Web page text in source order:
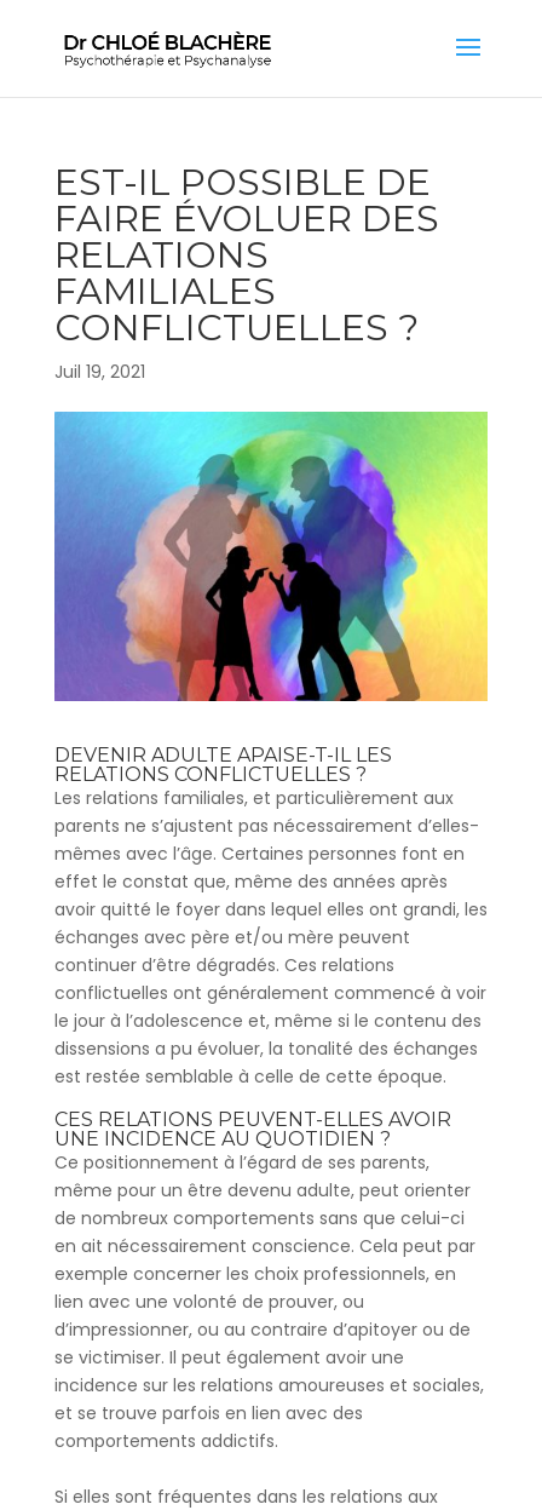
EST-IL POSSIBLE DE
FAIRE ÉVOLUER DES
RELATIONS
FAMILIALES
CONFLICTUELLES ?
Juil 19, 2021
DEVENIR ADULTE APAISE-T-IL LES
RELATIONS CONFLICTUELLES ?
Les relations familiales, et particulièrement aux
parents ne s’ajustent pas nécessairement d’elles-
mêmes avec l’âge. Certaines personnes font en
effet le constat que, même des années après
avoir quitté le foyer dans lequel elles ont grandi, les
échanges avec père et/ou mère peuvent
continuer d’être dégradés. Ces relations
conflictuelles ont généralement commencé à voir
le jour à l’adolescence et, même si le contenu des
dissensions a pu évoluer, la tonalité des échanges
est restée semblable à celle de cette époque.
CES RELATIONS PEUVENT-ELLES AVOIR
UNE INCIDENCE AU QUOTIDIEN ?
Ce positionnement à l’égard de ses parents,
même pour un être devenu adulte, peut orienter
de nombreux comportements sans que celui-ci
en ait nécessairement conscience. Cela peut par
exemple concerner les choix professionnels, en
lien avec une volonté de prouver, ou
d’impressionner, ou au contraire d’apitoyer ou de
se victimiser. Il peut également avoir une
incidence sur les relations amoureuses et sociales,
et se trouve parfois en lien avec des
comportements addictifs.
Si elles sont fréquentes dans les relations aux